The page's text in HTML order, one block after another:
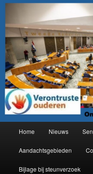
Spring
de
primaire
inhoud Verontruste
Organisatie van verontruste
Home Nieuws
Aandachtsgebieden
Bijlage bij steunverzoek